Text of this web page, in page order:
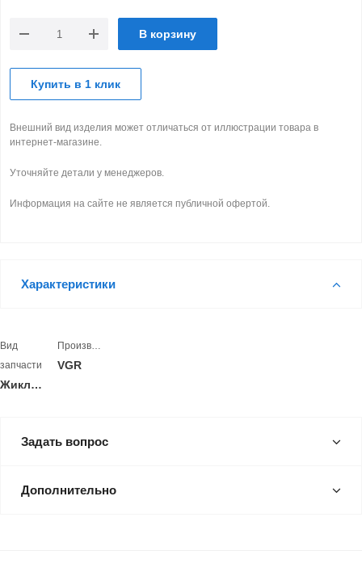
В корзину
Купить в 1 клик
Внешний вид изделия может отличаться от иллюстрации товара в
интернет-магазине.
Уточняйте детали у менеджеров.
Информация на сайте не является публичной офертой.
Характеристики
Вид
запчасти
Жиклеры
Производитель
VGR
Задать вопрос
Дополнительно